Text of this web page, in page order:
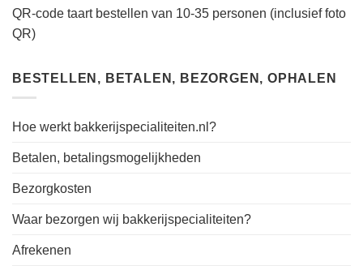
QR-code taart bestellen van 10-35 personen (inclusief foto
QR)
BESTELLEN, BETALEN, BEZORGEN, OPHALEN
Hoe werkt bakkerijspecialiteiten.nl?
Betalen, betalingsmogelijkheden
Bezorgkosten
Waar bezorgen wij bakkerijspecialiteiten?
Afrekenen